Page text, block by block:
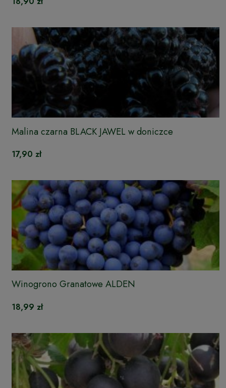
Malina czarna BLACK JAWEL w doniczce
17,90 zł
Winogrono Granatowe ALDEN
18,99 zł